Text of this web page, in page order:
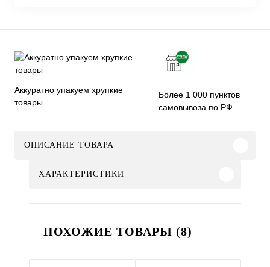
Аккуратно упакуем хрупкие
товары
Более 1 000 пунктов
самовывоза по РФ
ОПИСАНИЕ ТОВАРА
ХАРАКТЕРИСТИКИ
ПОХОЖИЕ ТОВАРЫ (8)